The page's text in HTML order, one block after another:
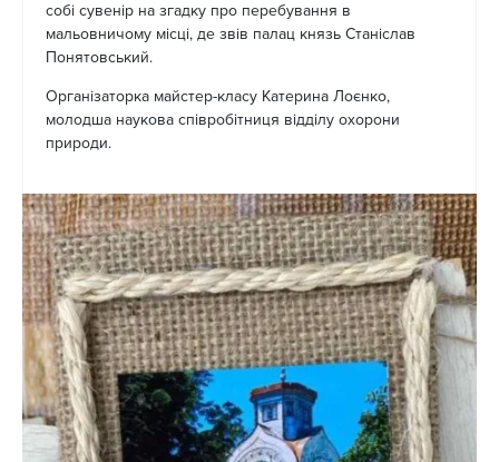
собі сувенір на згадку про перебування в
мальовничому місці, де звів палац князь Станіслав
Понятовський.
Організаторка майстер-класу Катерина Лоєнко,
молодша наукова співробітниця відділу охорони
природи.